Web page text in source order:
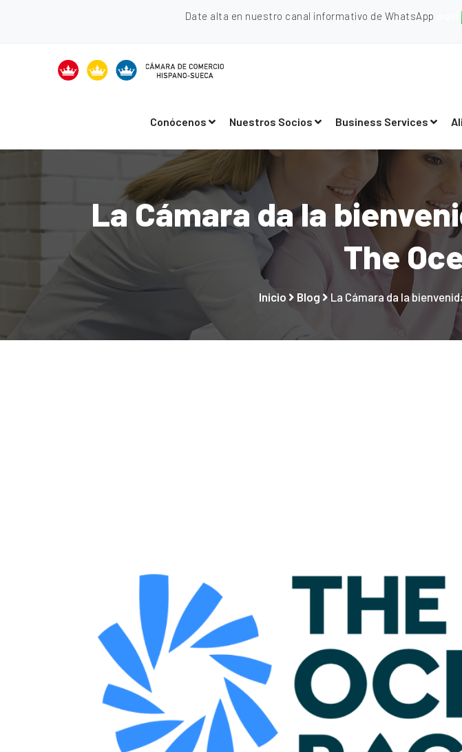
Date alta en nuestro canal informativo de WhatsApp
Conócenos Nuestros Socios Business Services
La Cámara da la
The
Inicio Blog La Cámara da la